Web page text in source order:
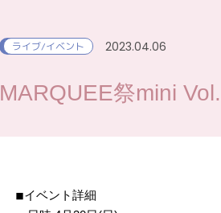
ライブ/イベント 2023.04.06
MARQUEE祭mini
◾︎イベント詳細